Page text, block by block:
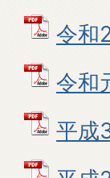
令和
令和
平成